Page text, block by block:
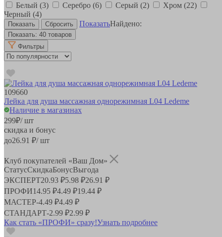
Белый (3) Серебро (6) Серый (2) Хром (22)
Черный (4)
ПоказатьНайдено:
Показать: 40 товаров
Фильтры
109660
Лейка для душа массажная однорежимная L04 Ledeme
Наличие в магазинах
299₽/ шт
скидка и бонус
до26.91 ₽/ шт
Клуб покупателей «Ваш Дом»
СтатусСкидкаБонусВыгода
ЭКСПЕРТ20.93 ₽5.98 ₽26.91 ₽
ПРОФИ14.95 ₽4.49 ₽19.44 ₽
МАСТЕР-4.49 ₽4.49 ₽
СТАНДАРТ-2.99 ₽2.99 ₽
Как стать «ПРОФИ» сразу!Узнать подробнее